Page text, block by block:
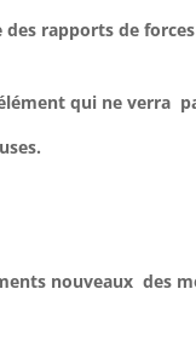
rapports de
qui ne verra
nouveaux des